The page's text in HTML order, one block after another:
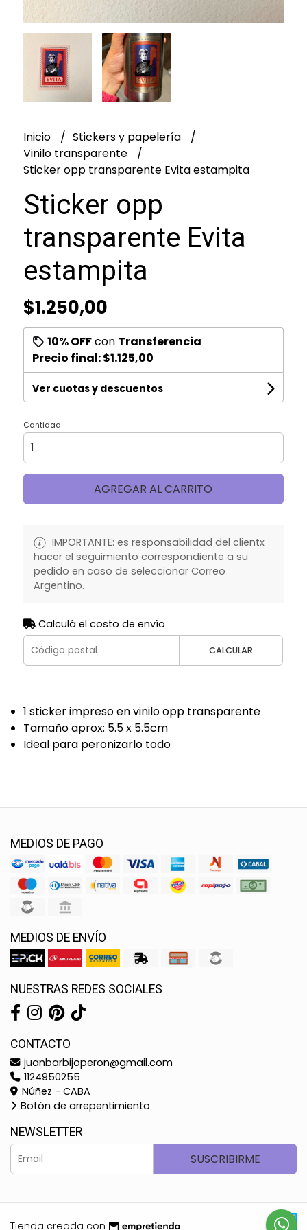
Inicio
Stickers y papelería
Vinilo transparente
Sticker opp transparente Evita estampita
Sticker opp
transparente Evita
estampita
$1.250,00
10% OFFcon Transferencia
Precio final:$1.125,00
Ver cuotas y descuentos
Cantidad
AGREGAR AL CARRITO
IMPORTANTE: es responsabilidad del clientx
hacer el seguimiento correspondiente a su
pedido en caso de seleccionar Correo
Argentino.
Calculá el costo de envío
CALCULAR
1 sticker impreso en vinilo opp transparente
Tamaño aprox: 5.5 x 5.5cm
Ideal para peronizarlo todo
MEDIOS DE PAGO
MEDIOS DE ENVÍO
NUESTRAS REDES SOCIALES
CONTACTO
juanbarbijoperon@gmail.com
1124950255
Núñez - CABA
Botón de arrepentimiento
NEWSLETTER
SUSCRIBIRME
Tienda creada con